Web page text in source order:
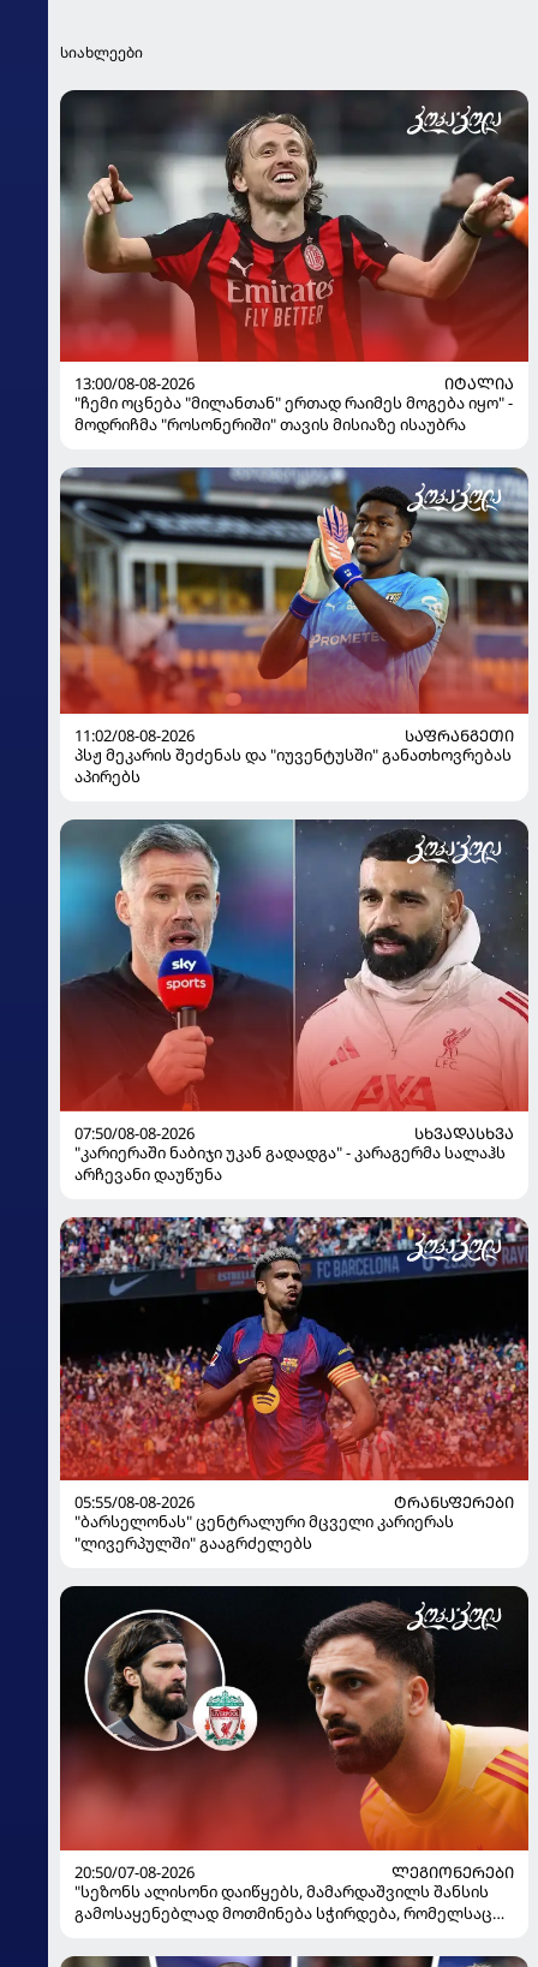
სიახლეები
13:00/08-08-2026
ᲘᲢᲐᲚᲘᲐ
"ჩემი ოცნება "მილანთან" ერთად რაიმეს მოგება იყო" -
მოდრიჩმა "როსონერიში" თავის მისიაზე ისაუბრა
11:02/08-08-2026
ᲡᲐᲤᲠᲐᲜᲒᲔᲗᲘ
პსჟ მეკარის შეძენას და "იუვენტუსში" განათხოვრებას
აპირებს
07:50/08-08-2026
ᲡᲮᲕᲐᲓᲐᲡᲮᲕᲐ
"კარიერაში ნაბიჯი უკან გადადგა" - კარაგერმა სალაჰს
არჩევანი დაუწუნა
05:55/08-08-2026
ᲢᲠᲐᲜᲡᲤᲔᲠᲔᲑᲘ
"ბარსელონას" ცენტრალური მცველი კარიერას
"ლივერპულში" გააგრძელებს
20:50/07-08-2026
ᲚᲔᲒᲘᲝᲜᲔᲠᲔᲑᲘ
"სეზონს ალისონი დაიწყებს, მამარდაშვილს შანსის
გამოსაყენებლად მოთმინება სჭირდება, რომელსაც
ყოფილმა მეკარემ